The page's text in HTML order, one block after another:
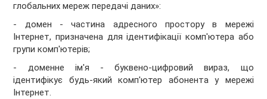
глобальних мереж передачі даних»:
- домен - частина адресного простору в мережі
Інтернет, призначена для ідентифікації комп'ютера або
групи комп'ютерів;
- доменне ім'я - буквено-цифровий вираз, що
ідентифікує будь-який комп'ютер абонента у мережі
Інтернет.